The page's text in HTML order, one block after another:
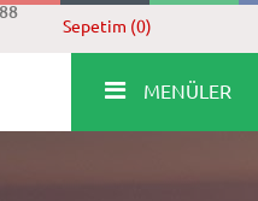
Sepetim (0)
MENÜLER